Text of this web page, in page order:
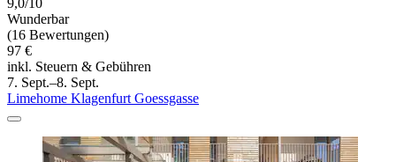
Wunderbar
(16 Bewertungen)
97 €
inkl. Steuern & Gebühren
7. Sept.–8. Sept.
Limehome Klagenfurt Goessgasse